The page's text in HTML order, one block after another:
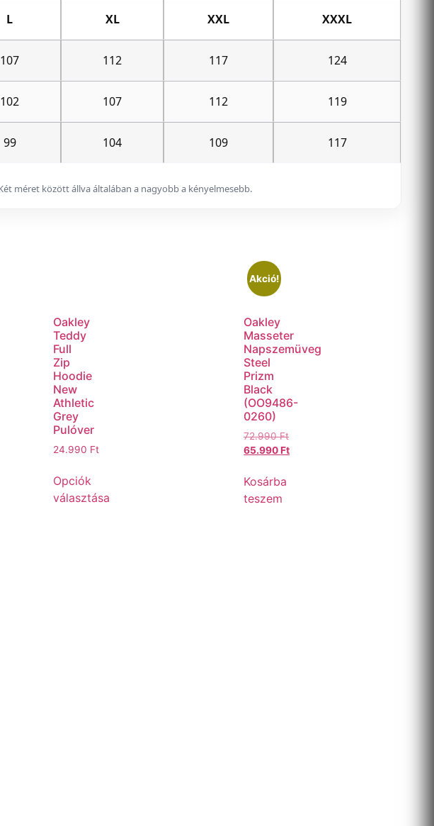
L XL XXL XXXL
107 112 117 124
102 107 112 119
99 104 109 117
méret között állva általában a nagyobb a kényelmesebb.
Oakley
Teddy
Full
Zip
Hoodie
New
Athletic
Grey
Pulóver
24.990 Ft
Opciók
választása
Akció!
Oakley
Masseter
Napszemüveg
Steel
Prizm
Black
(OO9486-
0260)
72.990Ft
65.990Ft
Kosárba
teszem